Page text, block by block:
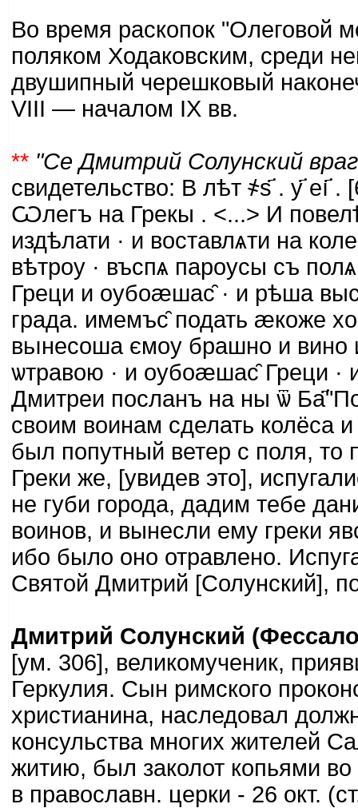
Во время раскопок "Олеговой
поляком Ходаковским, среди
двушипный черешковый
VIII — началом IX вв.
** "Се Дмитрий Солунский
свидетельство: В лѣт ҂s҃ . у҃ еı҃
Ѡлегъ на Грекы . <...> И
издѣлати · и воставлѧти на
вѣтроу · въспѧ пароусы съ
Греци и оубоӕшас̑ · и рѣша
града. имемъс̑ подать ӕкоже
вьıнесоша ємоу брашно и вино
ѡтравою · и оубоӕшас̑ Греци
Дмитреи посланъ на ны ѿ
своим воинам сделать колёса
был попутный ветер с поля, то
Греки же, [увидев это],
не губи города, дадим тебе
воинов, и вынесли ему греки
ибо было оно отравлено.
Святой Дмитрий [Солунский],
Дмитрий Солунский
[ум. 306], великомученик,
Геркулия. Сын римского
христианина, наследовал
консульства многих жителей
житию, был заколот копьями
в православн. церки - 26 окт.